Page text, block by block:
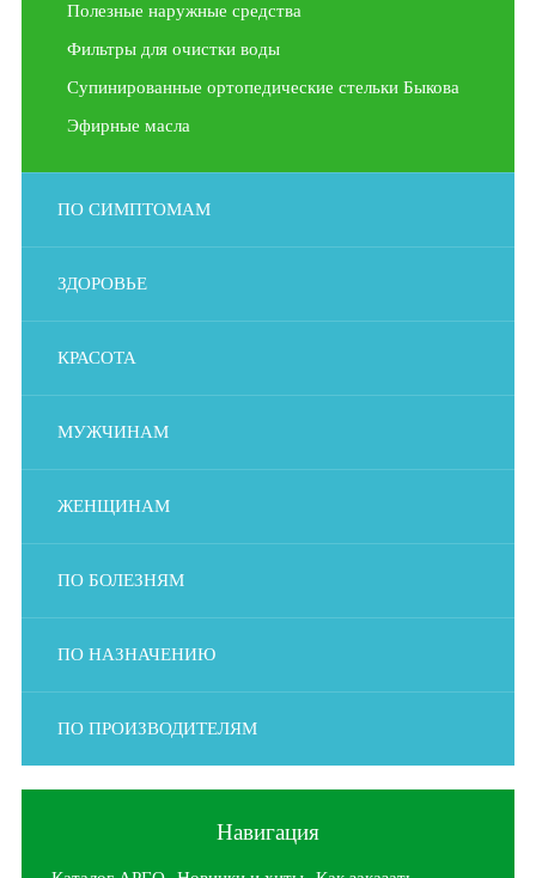
Полезные наружные средства
Фильтры для очистки воды
Супинированные ортопедические стельки Быкова
Эфирные масла
ПО СИМПТОМАМ
ЗДОРОВЬЕ
КРАСОТА
МУЖЧИНАМ
ЖЕНЩИНАМ
ПО БОЛЕЗНЯМ
ПО НАЗНАЧЕНИЮ
ПО ПРОИЗВОДИТЕЛЯМ
Навигация